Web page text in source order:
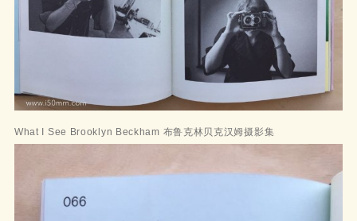
What I See Brooklyn Beckham 布鲁克林贝克汉姆摄影集